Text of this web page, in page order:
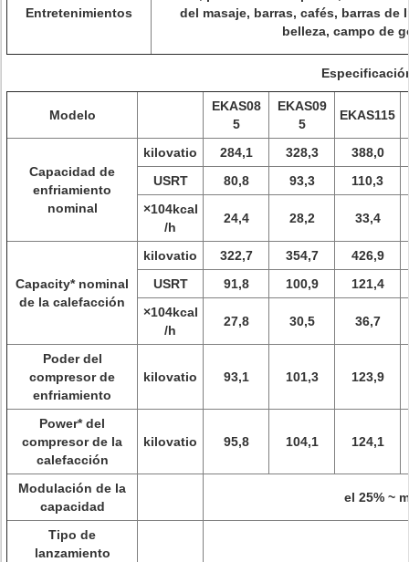
Entretenimientos
del masaje, barras, cafés, barras de
belleza, campo de
Modelo
EKAS08
5
EKAS09
5
EKAS115
Capacidad de
enfriamiento
nominal
kilovatio 284,1 328,3
388,0
USRT
80,8 93,3
110,3
×104kcal
/h
24,4 28,2 33,4
Capacity* nominal
de la calefacción
kilovatio 322,7 354,7
426,9
USRT
91,8 100,9
121,4
×104kcal
/h
27,8 30,5 36,7
Poder del
compresor de
enfriamiento
kilovatio 93,1 101,3 123,9
Power* del
compresor de la
calefacción
kilovatio 95,8 104,1 124,1
Modulación de la
capacidad
el 25% ~
Tipo de
lanzamiento